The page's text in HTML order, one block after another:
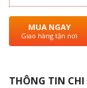
MUA NGAY
Giao hàng tận nơi
THÔNG TIN CHI